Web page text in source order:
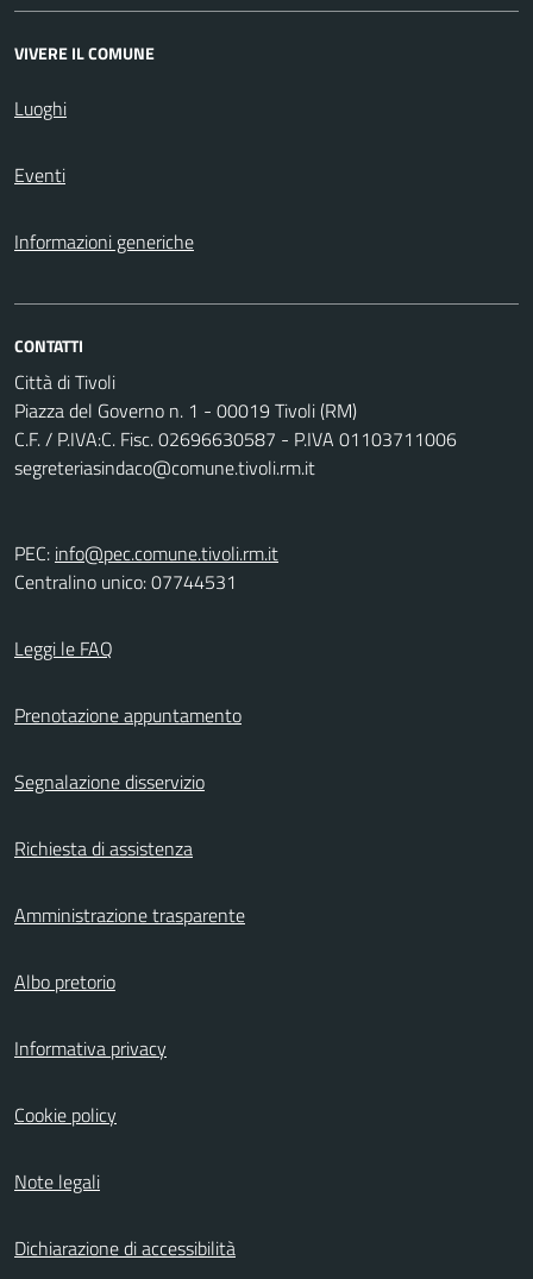
VIVERE IL COMUNE
Luoghi
Eventi
Informazioni generiche
CONTATTI
Città di Tivoli
Piazza del Governo n. 1 - 00019 Tivoli (RM)
C.F. / P.IVA:C. Fisc. 02696630587 - P.IVA 01103711006
segreteriasindaco@comune.tivoli.rm.it
PEC: info@pec.comune.tivoli.rm.it
Centralino unico: 07744531
Leggi le FAQ
Prenotazione appuntamento
Segnalazione disservizio
Richiesta di assistenza
Amministrazione trasparente
Albo pretorio
Informativa privacy
Cookie policy
Note legali
Dichiarazione di accessibilità